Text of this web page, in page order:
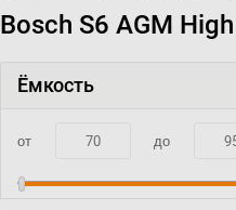
Bosch S6 AGM
Ёмкость
от до